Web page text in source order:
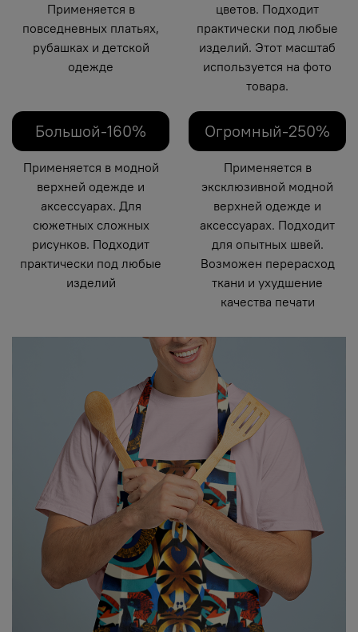
Применяется в
повседневных платьях,
рубашках и детской
одежде
цветов. Подходит
практически под любые
изделий. Этот масштаб
используется на фото
товара.
Большой-160%
Применяется в модной
верхней одежде и
аксессуарах. Для
сюжетных сложных
рисунков. Подходит
практически под любые
изделий
Огромный-250%
Применяется в
эксклюзивной модной
верхней одежде и
аксессуарах. Подходит
для опытных швей.
Возможен перерасход
ткани и ухудшение
качества печати